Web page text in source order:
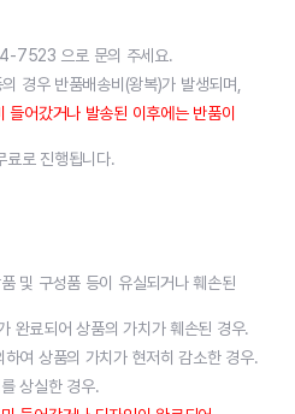
7523 으로 문의 주세요.
경우 반품배송비(왕복)가 발생되며,
어갔거나 발송된 이후에는 반품이
료로 진행됩니다.
및 구성품 등이 유실되거나 훼손된
완료되어 상품의 가치가 훼손된 경우.
여 상품의 가치가 현저히 감소한 경우.
상실한 경우.